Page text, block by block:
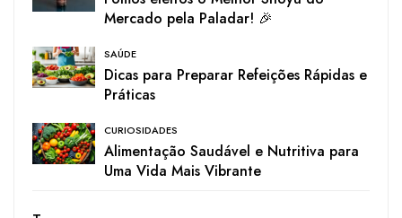
Mercado pela Paladar! 🎉
SAÚDE
Dicas para Preparar Refeições Rápidas e
Práticas
CURIOSIDADES
Alimentação Saudável e Nutritiva para
Uma Vida Mais Vibrante